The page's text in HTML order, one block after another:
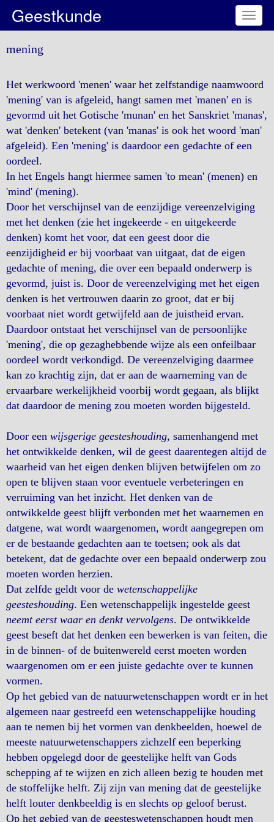
Toggle
Geestkunde
mening
Het werkwoord 'menen' waar het zelfstandige naamwoord
'mening' van is afgeleid, hangt samen met 'manen' en is
gevormd uit het Gotische 'munan' en het Sanskriet 'manas',
wat 'denken' betekent (van 'manas' is ook het woord 'man'
afgeleid). Een 'mening' is daardoor een gedachte of een
oordeel.
In het Engels hangt hiermee samen 'to mean' (menen) en
'mind' (mening).
Door het verschijnsel van de eenzijdige vereenzelviging
met het denken (zie het ingekeerde - en uitgekeerde
denken) komt het voor, dat een geest door die
eenzijdigheid er bij voorbaat van uitgaat, dat de eigen
gedachte of mening, die over een bepaald onderwerp is
gevormd, juist is. Door de vereenzelviging met het eigen
denken is het vertrouwen daarin zo groot, dat er bij
voorbaat niet wordt getwijfeld aan de juistheid ervan.
Daardoor ontstaat het verschijnsel van de persoonlijke
'mening', die op gezaghebbende wijze als een onfeilbaar
oordeel wordt verkondigd. De vereenzelviging daarmee
kan zo krachtig zijn, dat er aan de waarneming van de
ervaarbare werkelijkheid voorbij wordt gegaan, als blijkt
dat daardoor de mening zou moeten worden bijgesteld.
Door een wijsgerige geesteshouding, samenhangend met
het ontwikkelde denken, wil de geest daarentegen altijd de
waarheid van het eigen denken blijven betwijfelen om zo
open te blijven staan voor eventuele verbeteringen en
verruiming van het inzicht. Het denken van de
ontwikkelde geest blijft verbonden met het waarnemen en
datgene, wat wordt waargenomen, wordt aangegrepen om
er de bestaande gedachten aan te toetsen; ook als dat
betekent, dat de gedachte over een bepaald onderwerp zou
moeten worden herzien.
Dat zelfde geldt voor de wetenschappelijke
geesteshouding. Een wetenschappelijk ingestelde geest
neemt eerst waar en denkt vervolgens. De ontwikkelde
geest beseft dat het denken een bewerken is van feiten, die
in de binnen- of de buitenwereld eerst moeten worden
waargenomen om er een juiste gedachte over te kunnen
vormen.
Op het gebied van de natuurwetenschappen wordt er in het
algemeen naar gestreefd een wetenschappelijke houding
aan te nemen bij het vormen van denkbeelden, hoewel de
meeste natuurwetenschappers zichzelf een beperking
hebben opgelegd door de geestelijke helft van Gods
schepping af te wijzen en zich alleen bezig te houden met
de stoffelijke helft. Zij zijn van mening dat de geestelijke
helft louter denkbeeldig is en slechts op geloof berust.
Op het gebied van de geesteswetenschappen houdt men